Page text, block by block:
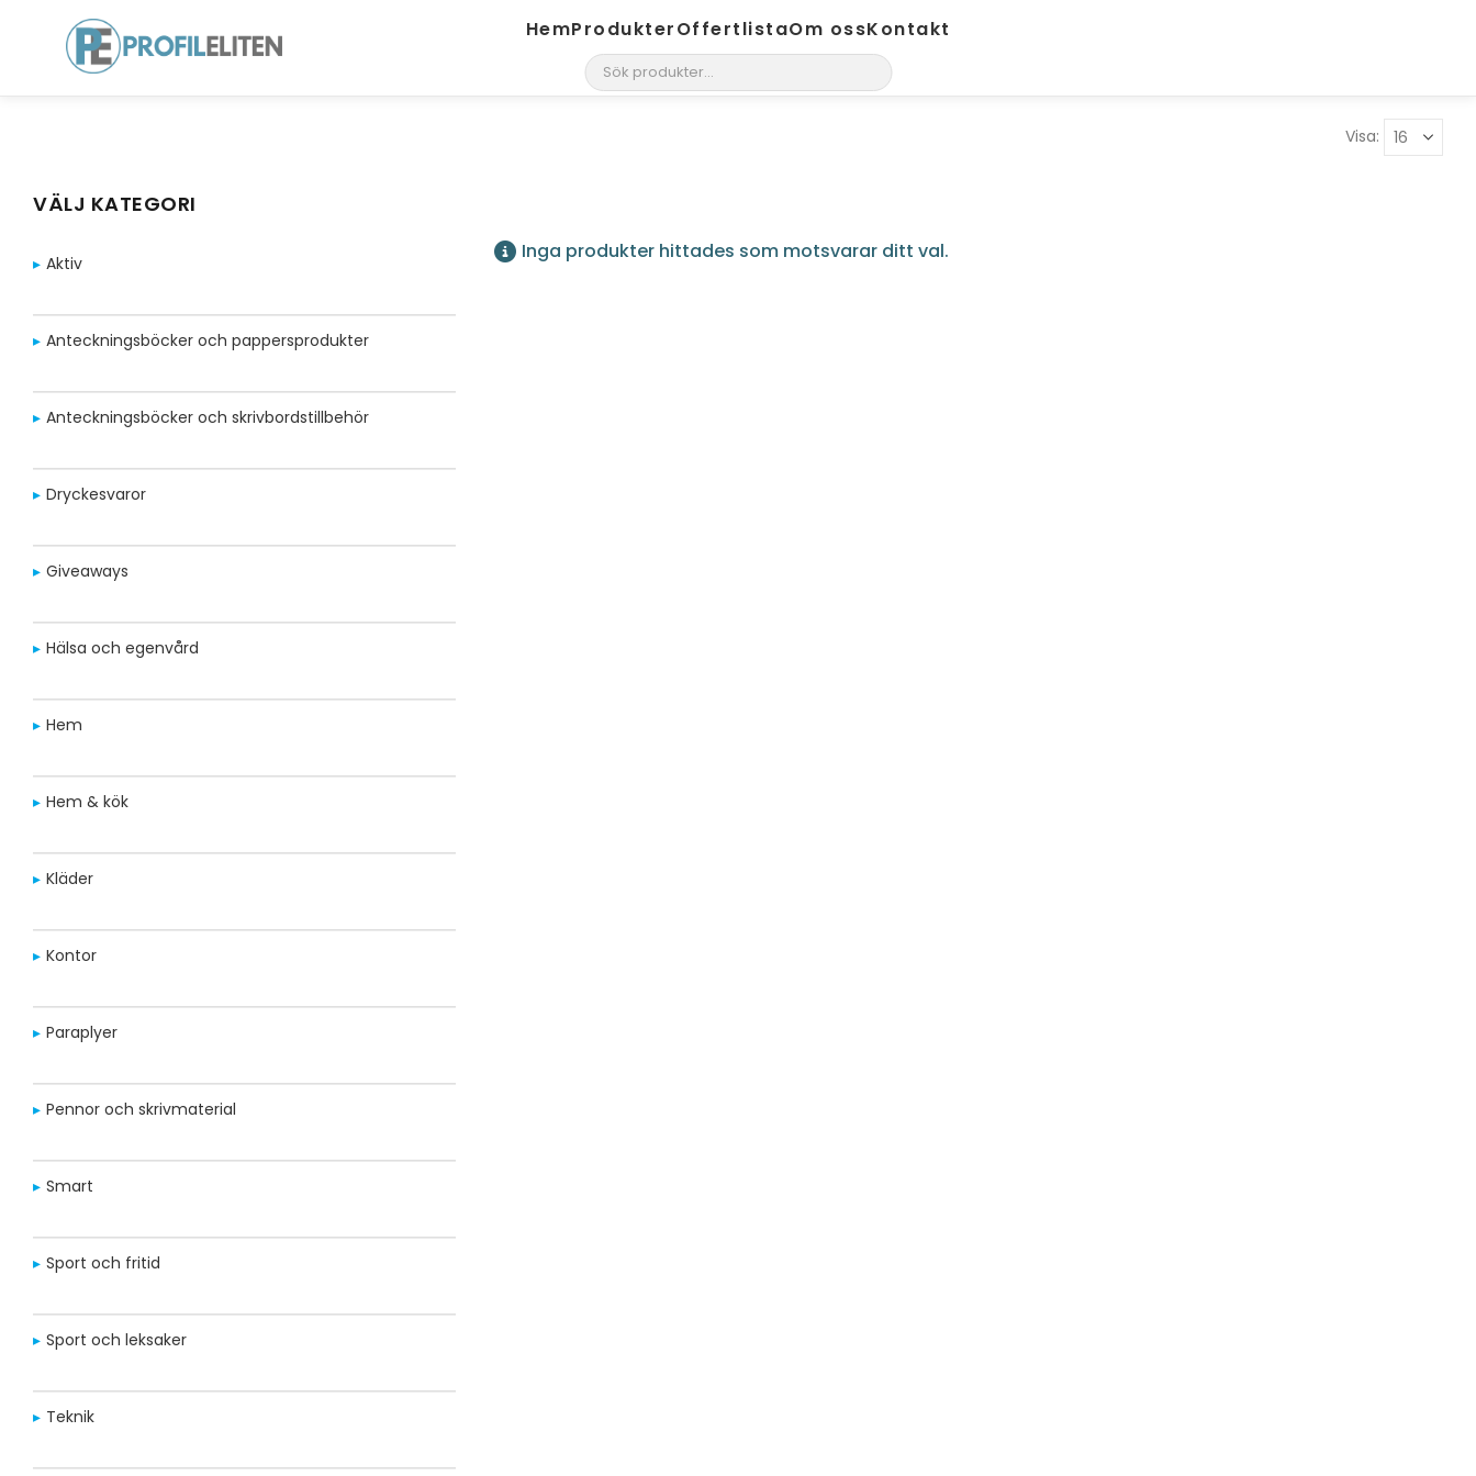
HemProdukterOffertlistaOm ossKontakt
Visa:
VÄLJ KATEGORI
Aktiv
Anteckningsböcker och pappersprodukter
Anteckningsböcker och skrivbordstillbehör
Dryckesvaror
Giveaways
Hälsa och egenvård
Hem
Hem & kök
Kläder
Kontor
Paraplyer
Pennor och skrivmaterial
Smart
Sport och fritid
Sport och leksaker
Teknik
Inga produkter hittades som motsvarar ditt val.